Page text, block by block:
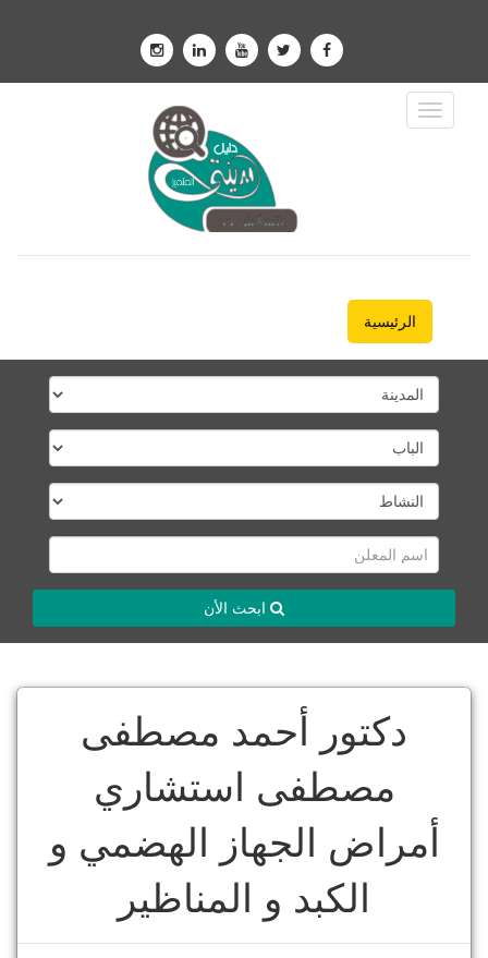
Toggle
Navigation
الرئيسية
ابحث الأن
دكتور أحمد مصطفى
مصطفى استشاري
أمراض الجهاز الهضمي و
الكبد و المناظير